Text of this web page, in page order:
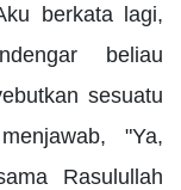
berkata lagi,
beliau
sesuatu
"Ya,
Rasulullah